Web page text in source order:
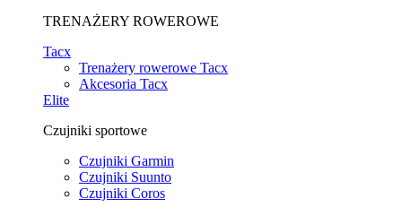
TRENAŻERY ROWEROWE
Tacx
Trenażery rowerowe Tacx
Akcesoria Tacx
Elite
Czujniki sportowe
Czujniki Garmin
Czujniki Suunto
Czujniki Coros